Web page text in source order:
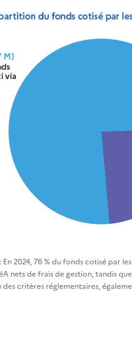
2024, 76 % du fonds cotisé par
nets de frais de gestion, tandis
critères réglementaires,